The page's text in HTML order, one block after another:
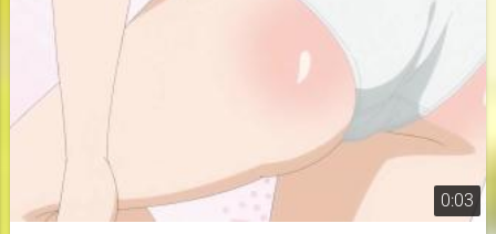
0:03